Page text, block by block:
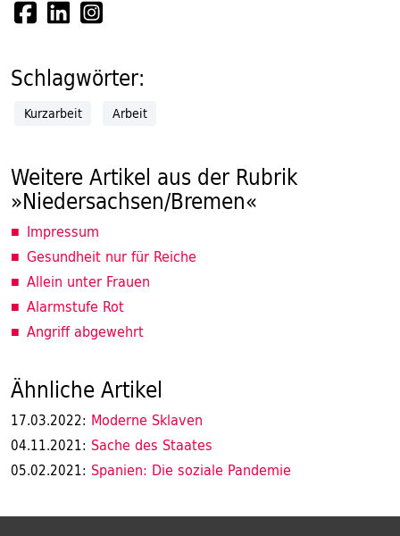
Schlagwörter:
Kurzarbeit Arbeit
Weitere Artikel aus der Rubrik
»Niedersachsen/Bremen«
Impressum
Gesundheit nur für Reiche
Allein unter Frauen
Alarmstufe Rot
Angriff abgewehrt
Ähnliche Artikel
17.03.2022: Moderne Sklaven
04.11.2021: Sache des Staates
05.02.2021: Spanien: Die soziale Pandemie